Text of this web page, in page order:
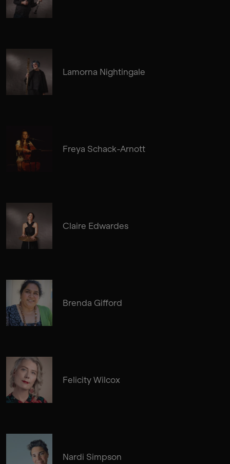
Lamorna Nightingale
Freya Schack-Arnott
Claire Edwardes
Brenda Gifford
Felicity Wilcox
Nardi Simpson